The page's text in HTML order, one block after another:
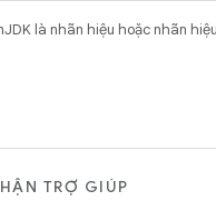
là nhãn hiệu hoặc nhãn
TRỢ GIÚP